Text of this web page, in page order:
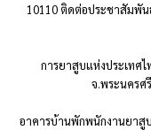
10110 ติดต่อประชาสัมพัน
การยาสูบแห่งประเทศ
จ.พระนครศ
อาคารบ้านพักพนักงานยาสู